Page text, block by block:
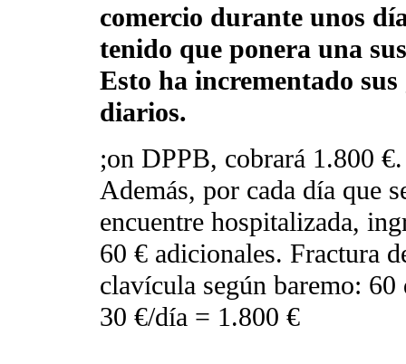
comercio durante unos
tenido que ponera una
Esto ha incrementado sus
diarios.
;on DPPB, cobrará 1.800 €.
Además, por cada día que
encuentre hospitalizada,
60 € adicionales. Fractura
clavícula según baremo: 60
30 €/día = 1.800 €